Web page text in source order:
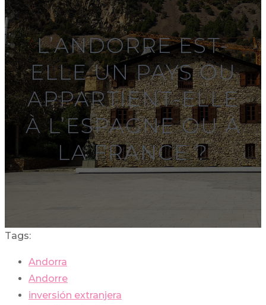
L’ANDORRE EST-
ELLE UN PAYS OU
APPARTIENT-ELLE
À L’ESPAGNE OU À
LA FRANCE ?
Tags:
Andorra
Andorre
inversión extranjera